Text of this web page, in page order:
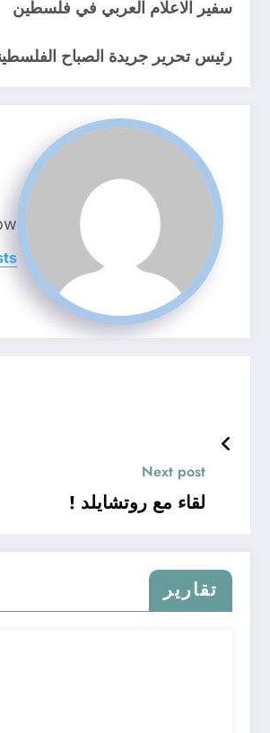
سفير الاعلام العربي في فلسطين
رئيس تحرير جريدة الصباح
Next post
لقاء مع روتشايلد !
تقارير